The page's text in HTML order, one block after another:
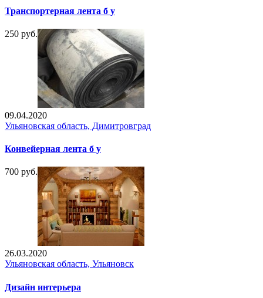
Транспортерная лента б у
250 руб.
09.04.2020
Ульяновская область, Димитровград
Конвейерная лента б у
700 руб.
26.03.2020
Ульяновская область, Ульяновск
Дизайн интерьера